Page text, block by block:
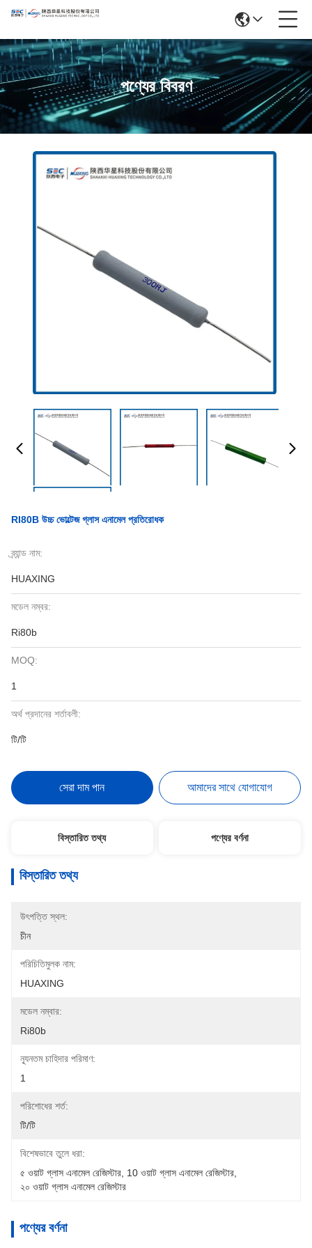
পণ্যের বিবরণ
RI80B উচ্চ ভোল্টেজ গ্লাস এনামেল প্রতিরোধক
ব্র্যান্ড নাম:
HUAXING
মডেল নম্বর:
Ri80b
MOQ:
1
অর্থ প্রদানের শর্তাবলী:
টি/টি
সেরা দাম পান আমাদের সাথে যোগাযোগ
বিস্তারিত তথ্য পণ্যের বর্ণনা
বিস্তারিত তথ্য
উৎপত্তি স্থল:
চীন
পরিচিতিমুলক নাম:
HUAXING
মডেল নম্বার:
Ri80b
ন্যূনতম চাহিদার পরিমাণ:
1
পরিশোধের শর্ত:
টি/টি
বিশেষভাবে তুলে ধরা:
৫ ওয়াট গ্লাস এনামেল রেজিস্টার 10 ওয়াট গ্লাস এনামেল রেজিস্টার
২০ ওয়াট গ্লাস এনামেল রেজিস্টার
পণ্যের বর্ণনা